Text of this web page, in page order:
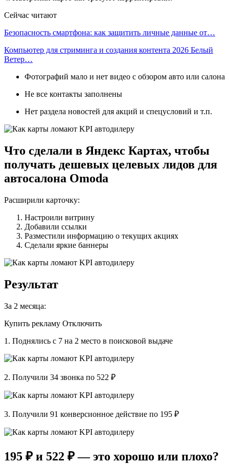
Сейчас читают
Безопасность смартфона: как защитить личные данные от…
Компьютер для стриминга и создания контента 2026 Белый
Ветер…
Фотографий мало и нет видео с обзором авто или салона
Не все контакты заполнены
Нет раздела новостей для акций и спецусловий и т.п.
Что сделали в Яндекс Картах, чтобы
получать дешевых целевых лидов для
автосалона Omoda
Расширили карточку:
Настроили витрину
Добавили ссылки
Разместили информацию о текущих акциях
Сделали яркие баннеры
Результат
За 2 месяца:
Купить рекламу Отключить
1. Поднялись с 7 на 2 место в поисковой выдаче
2. Получили 34 звонка по 522 ₽
3. Получили 91 конверсионное действие по 195 ₽
195 ₽ и 522 ₽ — это хорошо или плохо?